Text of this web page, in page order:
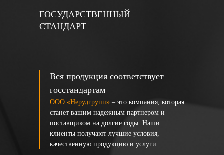
ГОСУДАРСТВЕННЫЙ
СТАНДАРТ
Вся продукция соответствует
госстандартам
ООО «Нерудгрупп» – это компания, которая
станет вашим надежным партнером и
поставщиком на долгие годы. Наши
клиенты получают лучшие условия,
качественную продукцию и услуги.